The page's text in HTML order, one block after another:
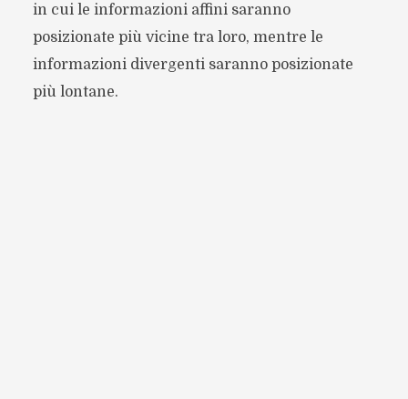
in cui le informazioni affini saranno
posizionate più vicine tra loro, mentre le
informazioni divergenti saranno posizionate
più lontane.